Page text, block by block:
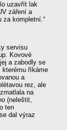
uzavřít lak
záření a
za kompletní.“
servisu
Kovové
a zabodly se
kterému říkáme
a
rez, ale
na
(neleštit,
ten
dal výraz